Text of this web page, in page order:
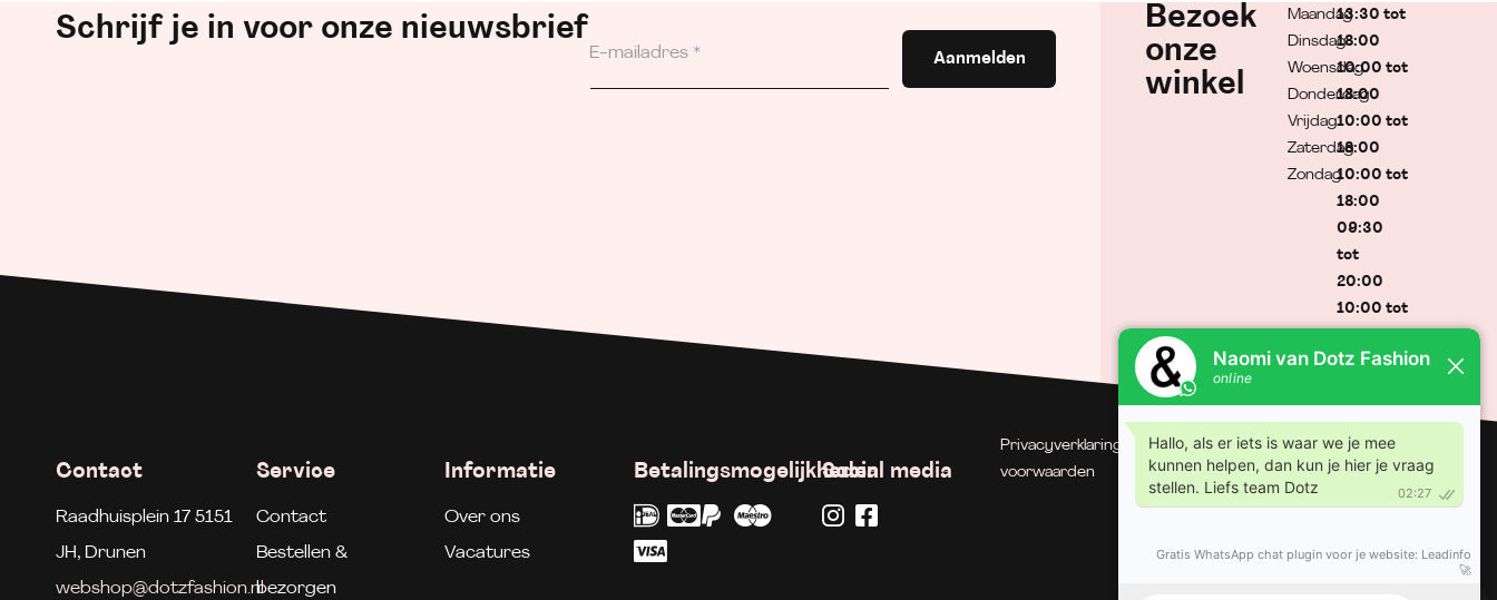
Schrijf je in voor onze nieuwsbrief
Aanmelden
Bezoek
onze
winkel
Maandag
Dinsdag
Woensdag
Donderdag
Vrijdag
Zaterdag
Zondag
13:30 tot
18:00
10:00 tot
18:00
10:00 tot
18:00
10:00 tot
18:00
09:30
tot
20:00
10:00 tot
Gesloten
Contact
Raadhuisplein 17 5151
JH, Drunen
webshop@dotzfashion.nl
Service
Contact
Bestellen &
bezorgen
Informatie
Over ons
Vacatures
BetalingsmogelijkhedenSocial media
Privacyverklaring
| Algemene
voorwaarden
© Dotz Fashion | Gerealiseerd
door Minty Media